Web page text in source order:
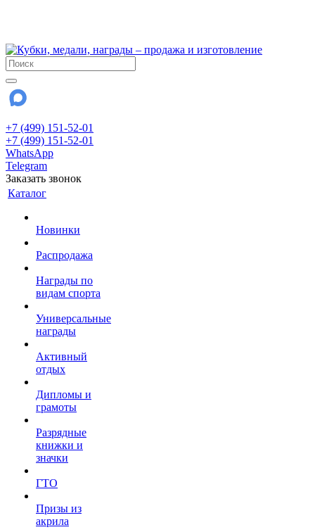
+7 (499) 151-52-01
+7 (499) 151-52-01
WhatsApp
Telegram
Заказать звонок
Каталог
Новинки
Распродажа
Награды по
видам спорта
Универсальные
награды
Активный
отдых
Дипломы и
грамоты
Разрядные
книжки и
значки
ГТО
Призы из
акрила